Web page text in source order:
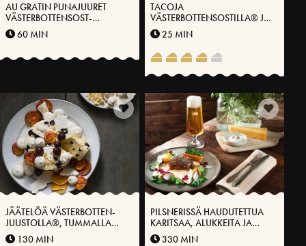
AU GRATIN PUNAJUURET
VÄSTERBOTTENSOST-
JUUSTOLLA®
60 MIN
TACOJA
VÄSTERBOTTENSOSTILLA® JA
HAPATETTUA
ROOMASALAATTIA
25 MIN
JÄÄTELÖÄ VÄSTERBOTTEN-
JUUSTOLLA®, TUMMALLA
SUKLAALLA JA KIRSIKOILLA
130 MIN
PILSNERISSÄ HAUDUTETTUA
KARITSAA, ALUKKEITA JA
VOITAIKINAKASTIKETTA.
330 MIN